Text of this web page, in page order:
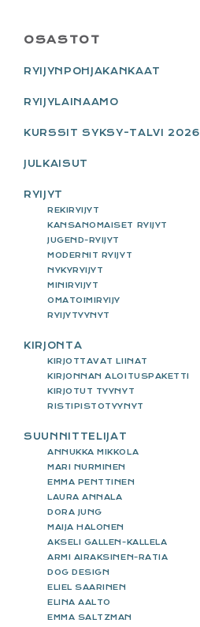
PRIMARY
SIDEBAR
OSASTOT
RYIJYNPOHJAKANKAAT
RYIJYLAINAAMO
KURSSIT SYKSY-TALVI 2026
JULKAISUT
RYIJYT
REKIRYIJYT
KANSANOMAISET RYIJYT
JUGEND-RYIJYT
MODERNIT RYIJYT
NYKYRYIJYT
MINIRYIJYT
OMATOIMIRYIJY
RYIJYTYYNYT
KIRJONTA
KIRJOTTAVAT LIINAT
KIRJONNAN ALOITUSPAKETTI
KIRJOTUT TYYNYT
RISTIPISTOTYYNYT
SUUNNITTELIJAT
ANNUKKA MIKKOLA
MARI NURMINEN
EMMA PENTTINEN
LAURA ANNALA
DORA JUNG
MAIJA HALONEN
AKSELI GALLEN-KALLELA
ARMI AIRAKSINEN-RATIA
DOG DESIGN
ELIEL SAARINEN
ELINA AALTO
EMMA SALTZMAN